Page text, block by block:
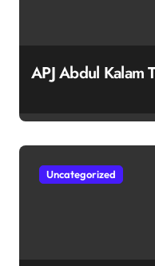
APJ Abdul Kalam
Uncategorized